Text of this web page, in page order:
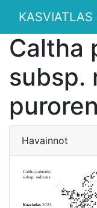
Caltha
subsp.
Havainnot